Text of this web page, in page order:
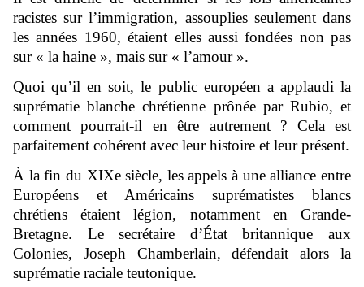
racistes sur l’immigration, assouplies seulement dans
les années 1960, étaient elles aussi fondées non pas
sur « la haine », mais sur « l’amour ».
Quoi qu’il en soit, le public européen a applaudi la
suprématie blanche chrétienne prônée par Rubio, et
comment pourrait-il en être autrement ? Cela est
parfaitement cohérent avec leur histoire et leur présent.
À la fin du XIXe siècle, les appels à une alliance entre
Européens et Américains suprématistes blancs
chrétiens étaient légion, notamment en Grande-
Bretagne. Le secrétaire d’État britannique aux
Colonies, Joseph Chamberlain, défendait alors la
suprématie raciale teutonique.